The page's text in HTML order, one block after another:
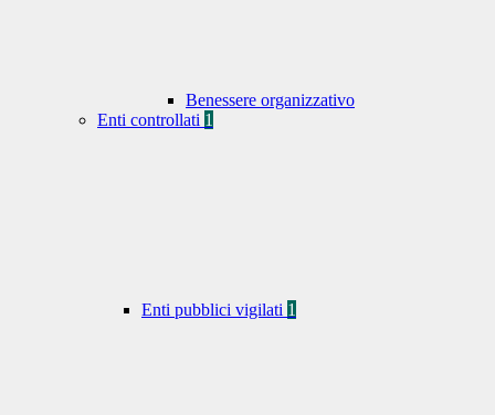
Benessere organizzativo
Enti controllati 1
Enti pubblici vigilati 1